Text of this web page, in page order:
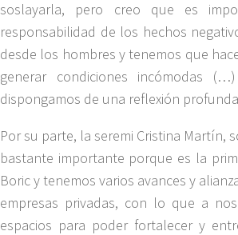
soslayarla, pero creo que es
responsabilidad de los hechos
desde los hombres y tenemos que
generar condiciones incómodas
dispongamos de una reflexión
Por su parte, la seremi Cristina Martín,
bastante importante porque es la
Boric y tenemos varios avances y
empresas privadas, con lo que a
espacios para poder fortalecer y